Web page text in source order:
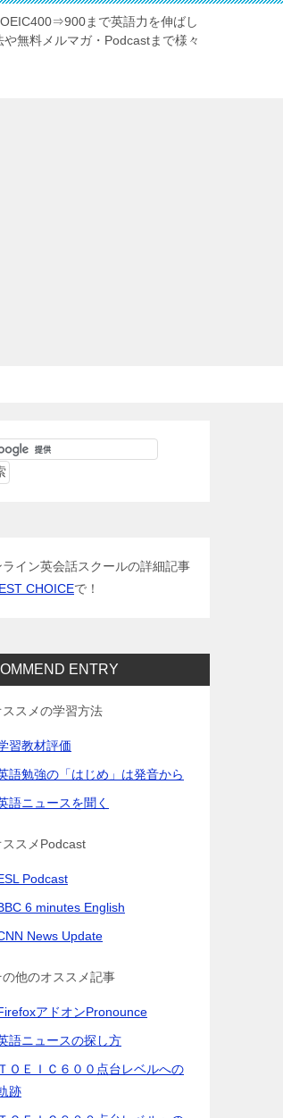
まで英語力を伸ばし
無料メルマガ・Podcastまで様々
ライン英会話スクールの詳細記事
CHOICEで！
ENTRY
スメの学習方法
習教材評価
語勉強の「はじめ」は発音から
語ニュースを聞く
スメPodcast
Podcast
6 minutes English
News Update
他のオススメ記事
アドオンPronounce
語ニュースの探し方
ＴＯＥＩＣ６００点台レベルへの
跡